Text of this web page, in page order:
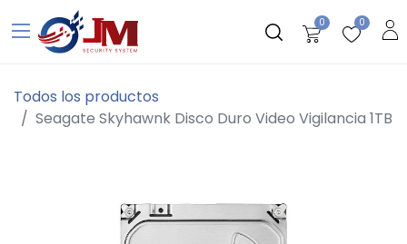
0 0
Todos los productos
Seagate Skyhawnk Disco Duro Video Vigilancia 1TB